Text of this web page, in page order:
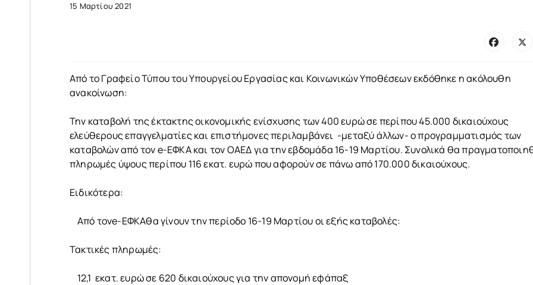
15 Μαρτίου 2021
Από το Γραφείο Τύπου του Υπουργείου Εργασίας και Κοινωνικών Υποθέσεων εκδόθηκε η ακόλουθη
ανακοίνωση:
Την καταβολή της έκτακτης οικονομικής ενίσχυσης των 400 ευρώ σε περίπου 45.000 δικαιούχους
ελεύθερους επαγγελματίες και επιστήμονες περιλαμβάνει -μεταξύ άλλων- ο προγραμματισμός των
καταβολών από τον e-ΕΦΚΑ και τον ΟΑΕΔ για την εβδομάδα 16-19 Μαρτίου. Συνολικά θα
πληρωμές ύψους περίπου 116 εκατ. ευρώ που αφορούν σε πάνω από 170.000 δικαιούχους.
Ειδικότερα:
Από τονe-ΕΦΚΑθα γίνουν την περίοδο 16-19 Μαρτίου οι εξής καταβολές:
Τακτικές πληρωμές:
12,1 εκατ. ευρώ σε 620 δικαιούχους για την απονομή εφάπαξ